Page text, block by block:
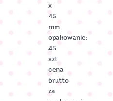
x
45
mm
opakowanie:
45
szt
cena
brutto
za